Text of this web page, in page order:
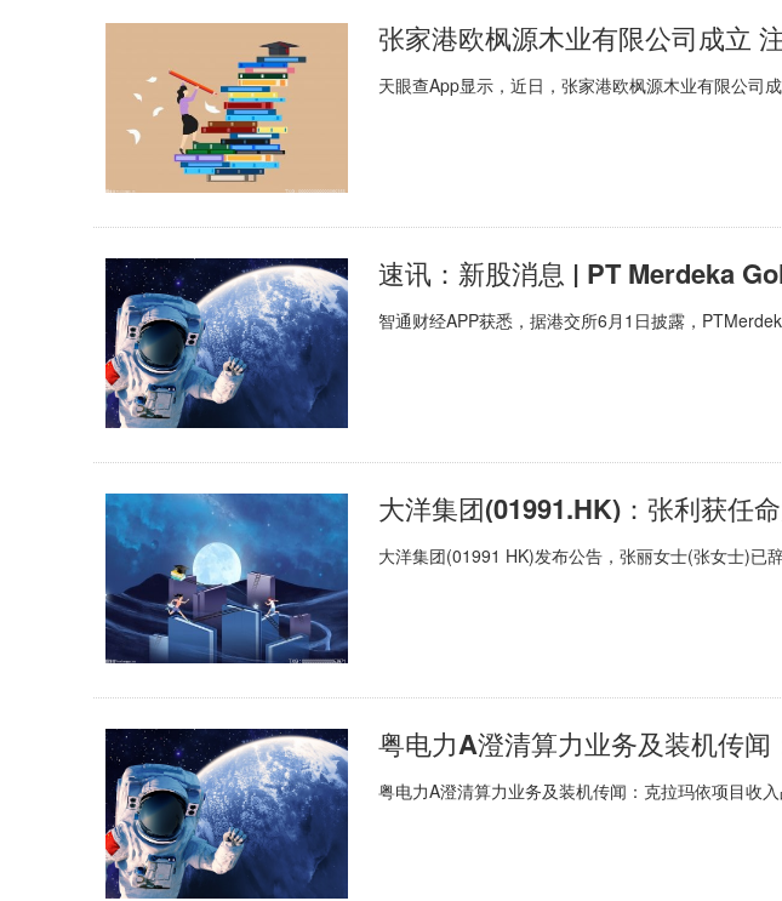
张家港欧枫源木业有限公司成立
天眼查App显示，近日，张家港欧枫源木业有限公司
智通财经APP获悉，据港交所6月1日披露，
大洋集团(01991.HK)：张利获任
大洋集团(01991 HK)发布公告，张丽女士(张女士)已
粤电力A澄清算力业务及装机传闻：克拉玛依项目收